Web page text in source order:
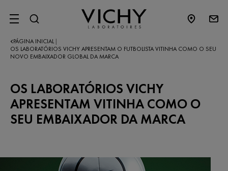
SITE MENU
PÁGINA INICIAL
OS LABORATÓRIOS VICHY APRESENTAM O FUTBOLISTA VITINHA COMO O SEU
NOVO EMBAIXADOR GLOBAL DA MARCA
OS LABORATÓRIOS VICHY
APRESENTAM VITINHA COMO O
SEU EMBAIXADOR DA MARCA